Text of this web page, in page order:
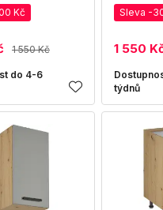
Kč
1 550 Kč
do 4-6
Sleva -
1 550
týdnů